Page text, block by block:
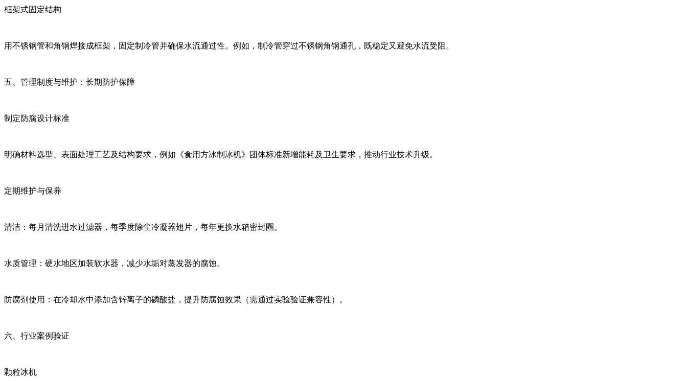
框架式固定结构
用不锈钢管和角钢焊接成框架，固定制冷管并确保水流通过性。例如，制冷管穿过不锈钢角钢通孔，既稳定又避免水流受阻。
五、管理制度与维护：长期防护保障
制定防腐设计标准
明确材料选型、表面处理工艺及结构要求，例如《食用方冰制冰机》团体标准新增能耗及卫生要求，推动行业技术升级。
定期维护与保养
清洁：每月清洗进水过滤器，每季度除尘冷凝器翅片，每年更换水箱密封圈。
水质管理：硬水地区加装软水器，减少水垢对蒸发器的腐蚀。
防腐剂使用：在冷却水中添加含锌离子的磷酸盐，提升防腐蚀效果（需通过实验验证兼容性）。
六、行业案例验证
颗粒冰机